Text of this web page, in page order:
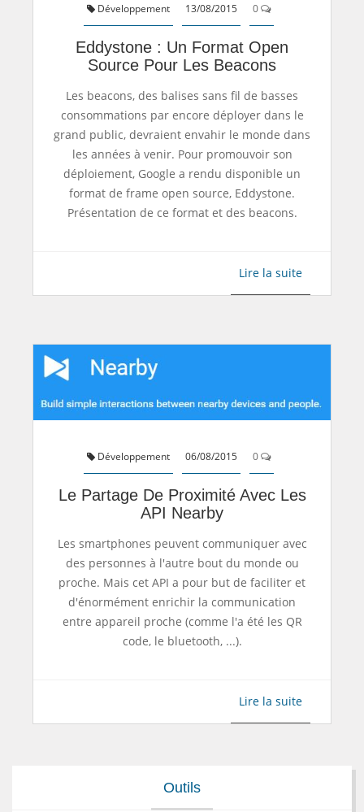
Développement 13/08/2015 0
Eddystone : Un Format Open
Source Pour Les Beacons
Les beacons, des balises sans fil de basses
consommations par encore déployer dans le
grand public, devraient envahir le monde dans
les années à venir. Pour promouvoir son
déploiement, Google a rendu disponible un
format de frame open source, Eddystone.
Présentation de ce format et des beacons.
Lire la suite
Développement 06/08/2015 0
Le Partage De Proximité Avec Les
API Nearby
Les smartphones peuvent communiquer avec
des personnes à l'autre bout du monde ou
proche. Mais cet API a pour but de faciliter et
d'énormément enrichir la communication
entre appareil proche (comme l'a été les QR
code, le bluetooth, ...).
Lire la suite
Outils